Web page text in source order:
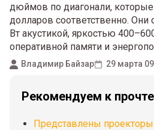
дюймов по диагонали, которые
долларов соответственно. Они
Вт акустикой, яркостью
оперативной памяти и
Владимир Байзар 29 марта
Рекомендуем к
Представлены проекторы